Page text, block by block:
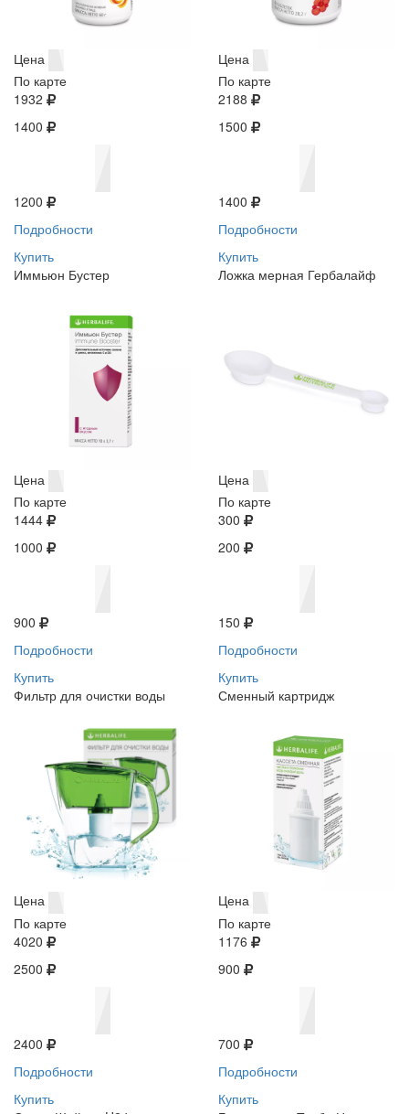
Цена
По карте
1932
1400
1200
Подробности
Купить
Цена
По карте
2188
1500
1400
Подробности
Купить
Иммьюн Бустер
Цена
По карте
1444
1000
900
Подробности
Купить
Ложка мерная Гербалайф
Цена
По карте
300
200
150
Подробности
Купить
Фильтр для очистки воды
Цена
По карте
4020
2500
2400
Подробности
Купить
Сменный картридж
Цена
По карте
1176
900
700
Подробности
Купить